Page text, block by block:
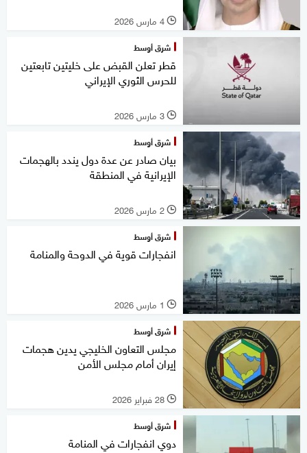
l 4 مارس 2026
شرق أوسط
قطر تعلن القبض على خليتين تابعتين
للحرس الثوري الإيراني
l 3 مارس 2026
شرق أوسط
بيان صادر عن عدة دول يندد بالهجمات
الإيرانية في المنطقة
l 2 مارس 2026
شرق أوسط
انفجارات قوية في الدوحة والمنامة
l 1 مارس 2026
شرق أوسط
مجلس التعاون الخليجي يدين هجمات
إيران أمام مجلس الأمن
l 28 فبراير 2026
شرق أوسط
دوي انفجارات في المنامة